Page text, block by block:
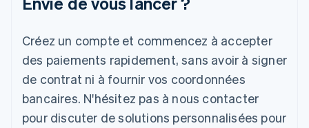
Créez un compte et commencez à accepter
des paiements rapidement, sans avoir à signer
de contrat ni à fournir vos coordonnées
bancaires. N'hésitez pas à nous contacter
pour discuter de solutions personnalisées pour
Italie
Japon
日本語
Lettonie
English
Liechtenstein
DeutschEnglish